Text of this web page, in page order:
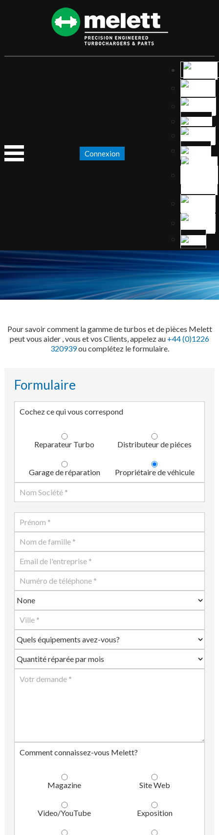
Connexion
Pour savoir comment la gamme de turbos et de pièces Melett
peut vous aider , vous et vos Clients, appelez au +44 (0)1226
320939ou complétez le formulaire.
Formulaire
Cochez ce qui vous correspond
Reparateur Turbo Distributeur de piéces
Garage de réparation Propriétaire de véhicule
Comment connaissez-vous Melett?
Magazine Site Web
Video/YouTube Exposition